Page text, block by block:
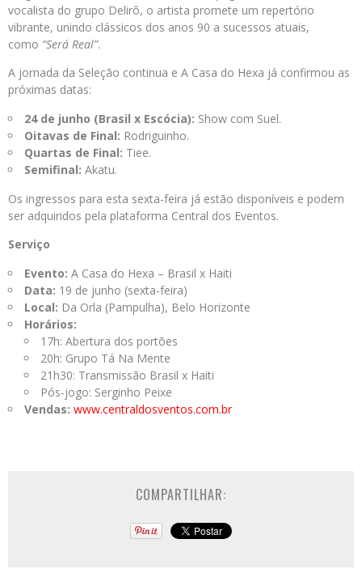
vocalista do grupo Delirô, o artista promete um repertório
vibrante, unindo clássicos dos anos 90 a sucessos atuais,
como “Será Real”.
A jornada da Seleção continua e A Casa do Hexa já confirmou as
próximas datas:
24 de junho (Brasil x Escócia): Show com Suel.
Oitavas de Final: Rodriguinho.
Quartas de Final: Tiee.
Semifinal: Akatu.
Os ingressos para esta sexta-feira já estão disponíveis e podem
ser adquiridos pela plataforma Central dos Eventos.
Serviço
Evento: A Casa do Hexa – Brasil x Haiti
Data: 19 de junho (sexta-feira)
Local: Da Orla (Pampulha), Belo Horizonte
Horários:
17h: Abertura dos portões
20h: Grupo Tá Na Mente
21h30: Transmissão Brasil x Haiti
Pós-jogo: Serginho Peixe
Vendas: www.centraldosventos.com.br
COMPARTILHAR: